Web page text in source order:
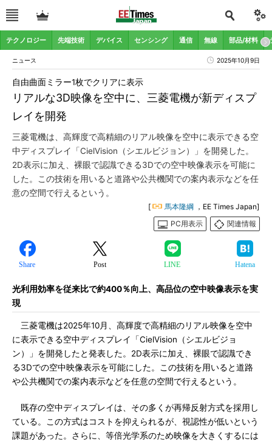
テクノロジー 先端技術 デバイス センシング 通信 無線 部品/材料
ニュース 2025年10月9日
リアルな3D映像を空中に、三菱電機が新ディスプ
レイを開発
自由曲面ミラー1枚でクリアに表示
三菱電機は、高輝度で高精細のリアル映像を空中に表示できる空
中ディスプレイ「CielVision（シエルビジョン）」を開発した。
2D表示に加え、裸眼で認識できる3Dでの空中映像表示を可能に
した。この技術を用いると道路や公共機関での案内表示などを任
意の空間で行えるという。
[ 馬本隆綱 ，EE Times Japan]
PC用表示
関連情報
Share Post LINE Hatena
光利用効率を従来比で約400％向上、高品位の空中映像表示を実
現
三菱電機は2025年10月、高輝度で高精細のリアル映像を空中
に表示できる空中ディスプレイ「CielVision（シエルビジョ
ン）」を開発したと発表した。2D表示に加え、裸眼で認識でき
る3Dでの空中映像表示を可能にした。この技術を用いると道路
や公共機関での案内表示などを任意の空間で行えるという。
既存の空中ディスプレイは、その多くが再帰反射方式を採用し
ている。この方式はコストを抑えられるが、視認性が低いという
課題があった。さらに、等倍光学系のため映像を大きくするには